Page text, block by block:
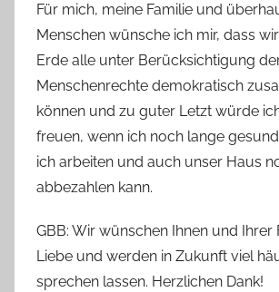
Für mich, meine Familie und
Menschen wünsche ich mir, dass
Erde alle unter Berücksichtigung
Menschenrechte demokratisch
können und zu guter Letzt würde
freuen, wenn ich noch lange
ich arbeiten und auch unser Haus
abbezahlen kann.
GBB: Wir wünschen Ihnen und Ihrer
Liebe und werden in Zukunft viel
sprechen lassen. Herzlichen Dank!